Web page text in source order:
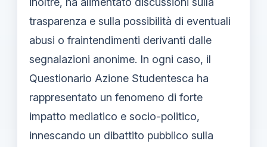
trasparenza e sulla possibilità di eventuali
abusi o fraintendimenti derivanti dalle
segnalazioni anonime. In ogni caso, il
Questionario Azione Studentesca ha
rappresentato un fenomeno di forte
impatto mediatico e socio-politico,
innescando un dibattito pubblico sulla